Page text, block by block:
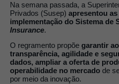
Na semana passada, a
Privados (Susep) apresentou
implementação do Sistema de
Insurance.
O regramento propõe garantir
transparência, agilidade e
dados, ampliar a oferta de
operabilidade no mercado de
por meio da inovação.